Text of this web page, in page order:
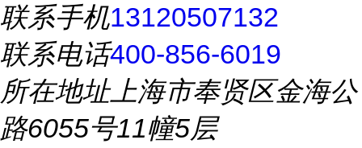
联系手机13120507132
联系电话400-856-6019
所在地址上海市奉贤区金海公
路6055号11幢5层